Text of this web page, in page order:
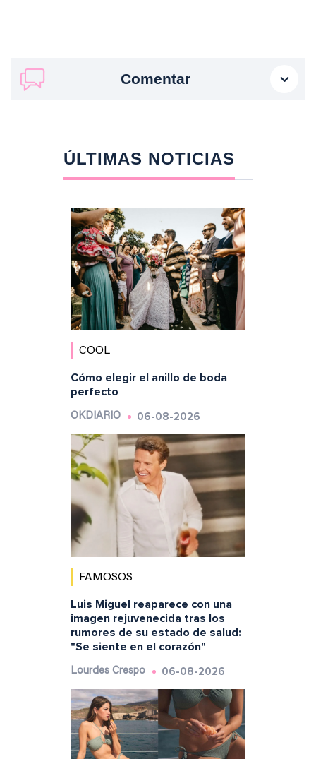
Comentar
ÚLTIMAS NOTICIAS
COOL
Cómo elegir el anillo de boda
perfecto
OKDIARIO 06-08-2026
FAMOSOS
Luis Miguel reaparece con una
imagen rejuvenecida tras los
rumores de su estado de salud:
"Se siente en el corazón"
Lourdes Crespo 06-08-2026